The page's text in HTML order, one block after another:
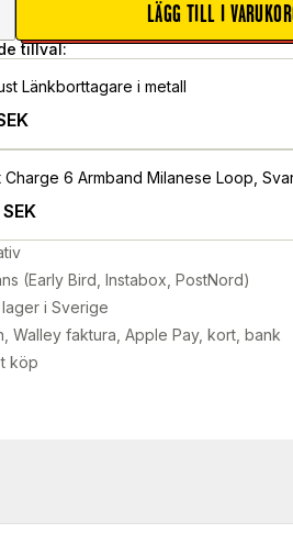
LÄGG TILL I
tillval:
Länkborttagare i metall
Charge 6 Armband Milanese Loop,
SEK
(Early Bird, Instabox, PostNord)
i Sverige
Walley faktura, Apple Pay, kort, bank
köp